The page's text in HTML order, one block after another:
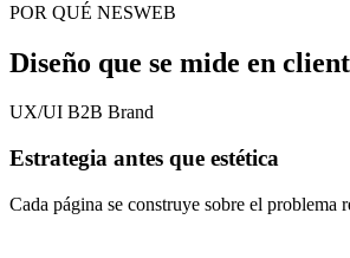
POR QUÉ NESWEB
Diseño que se mide en
UX/UI B2B Brand
Estrategia antes que estética
Cada página se construye sobre el problema